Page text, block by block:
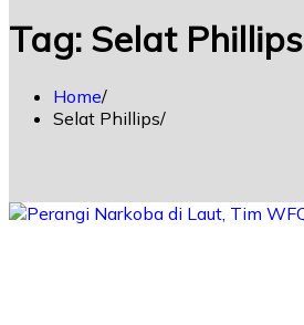
Tag: Selat Phillips
Home
Selat Phillips